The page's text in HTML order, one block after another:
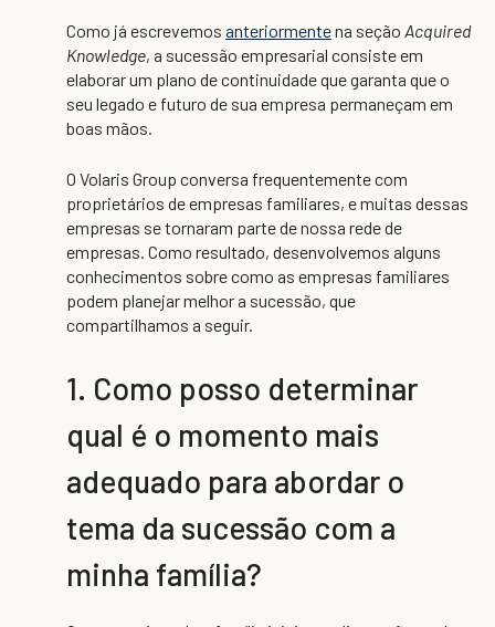
Como já escrevemos anteriormentena seção Acquired
Knowledge, a sucessão empresarial consiste em
elaborar um plano de continuidade que garanta que o
seu legado e futuro de sua empresa permaneçam em
boas mãos.
O Volaris Group conversa frequentemente com
proprietários de empresas familiares, e muitas dessas
empresas se tornaram parte de nossa rede de
empresas. Como resultado, desenvolvemos alguns
conhecimentos sobre como as empresas familiares
podem planejar melhor a sucessão, que
compartilhamos a seguir.
1. Como posso determinar
qual é o momento mais
adequado para abordar o
tema da sucessão com a
minha família?